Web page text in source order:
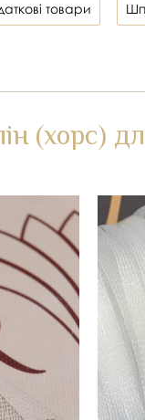
товари
(хорс)